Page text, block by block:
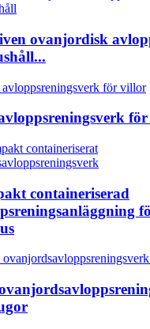
ovanjordisk
containeriserad